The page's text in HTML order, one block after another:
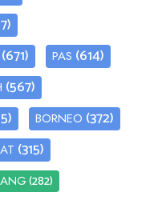
(671) PAS (614)
(567)
BORNEO (372)
(315)
(282)